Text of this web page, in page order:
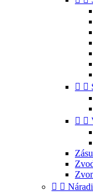
 
 
 